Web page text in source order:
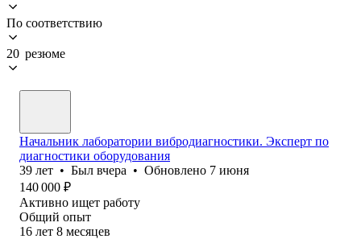
По соответствию
20 резюме
Начальник лаборатории вибродиагностики. Эксперт по
диагностики оборудования
39 лет • Был вчера • Обновлено 7 июня
140 000 ₽
Активно ищет работу
Общий опыт
16 лет 8 месяцев